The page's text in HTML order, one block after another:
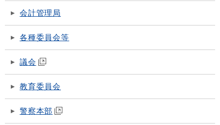
会計管理局
各種委員会等
議会
教育委員会
警察本部